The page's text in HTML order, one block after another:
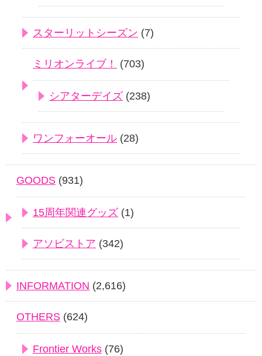
スターリットシーズン (7)
ミリオンライブ！ (703)
シアターデイズ (238)
ワンフォーオール (28)
GOODS (931)
15周年関連グッズ (1)
アソビストア (342)
INFORMATION (2,616)
OTHERS (624)
Frontier Works (76)